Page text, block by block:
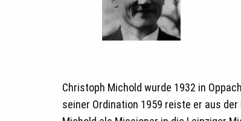
Christoph Michold wurde 1932 in
seiner Ordination 1959 reiste er aus